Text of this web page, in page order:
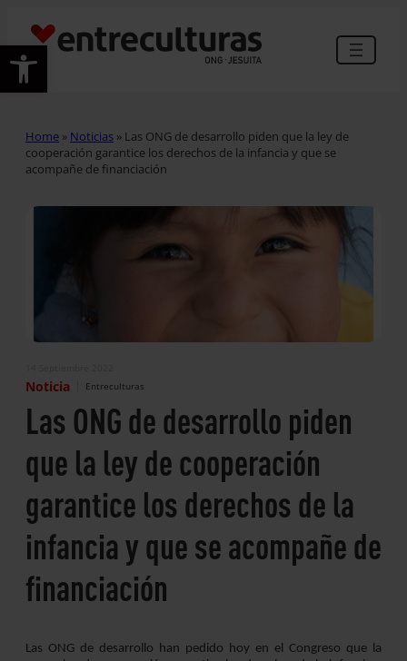
Abrir barra de herramientas
Home » Noticias » Las ONG de desarrollo piden que la ley de
cooperación garantice los derechos de la infancia y que se
acompañe de financiación
Noticia Entreculturas
Las ONG de desarrollo piden
que la ley de cooperación
garantice los derechos de la
infancia y que se acompañe de
financiación
Las ONG de desarrollo han pedido hoy en el Congreso que la